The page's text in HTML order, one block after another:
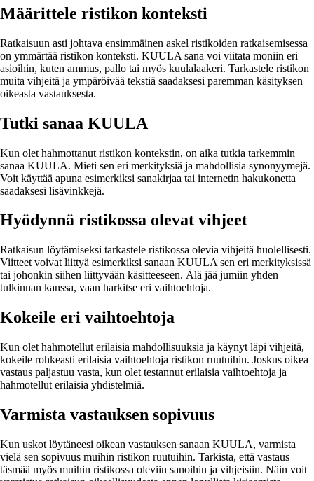
Määrittele ristikon konteksti
Ratkaisuun asti johtava ensimmäinen askel ristikoiden ratkaisemisessa
on ymmärtää ristikon konteksti. KUULA sana voi viitata moniin eri
asioihin, kuten ammus, pallo tai myös kuulalaakeri. Tarkastele ristikon
muita vihjeitä ja ympäröivää tekstiä saadaksesi paremman käsityksen
oikeasta vastauksesta.
Tutki sanaa KUULA
Kun olet hahmottanut ristikon kontekstin, on aika tutkia tarkemmin
sanaa KUULA. Mieti sen eri merkityksiä ja mahdollisia synonyymejä.
Voit käyttää apuna esimerkiksi sanakirjaa tai internetin hakukonetta
saadaksesi lisävinkkejä.
Hyödynnä ristikossa olevat vihjeet
Ratkaisun löytämiseksi tarkastele ristikossa olevia vihjeitä huolellisesti.
Viitteet voivat liittyä esimerkiksi sanaan KUULA sen eri merkityksissä
tai johonkin siihen liittyvään käsitteeseen. Älä jää jumiin yhden
tulkinnan kanssa, vaan harkitse eri vaihtoehtoja.
Kokeile eri vaihtoehtoja
Kun olet hahmotellut erilaisia mahdollisuuksia ja käynyt läpi vihjeitä,
kokeile rohkeasti erilaisia vaihtoehtoja ristikon ruutuihin. Joskus oikea
vastaus paljastuu vasta, kun olet testannut erilaisia vaihtoehtoja ja
hahmotellut erilaisia yhdistelmiä.
Varmista vastauksen sopivuus
Kun uskot löytäneesi oikean vastauksen sanaan KUULA, varmista
vielä sen sopivuus muihin ristikon ruutuihin. Tarkista, että vastaus
täsmää myös muihin ristikossa oleviin sanoihin ja vihjeisiin. Näin voit